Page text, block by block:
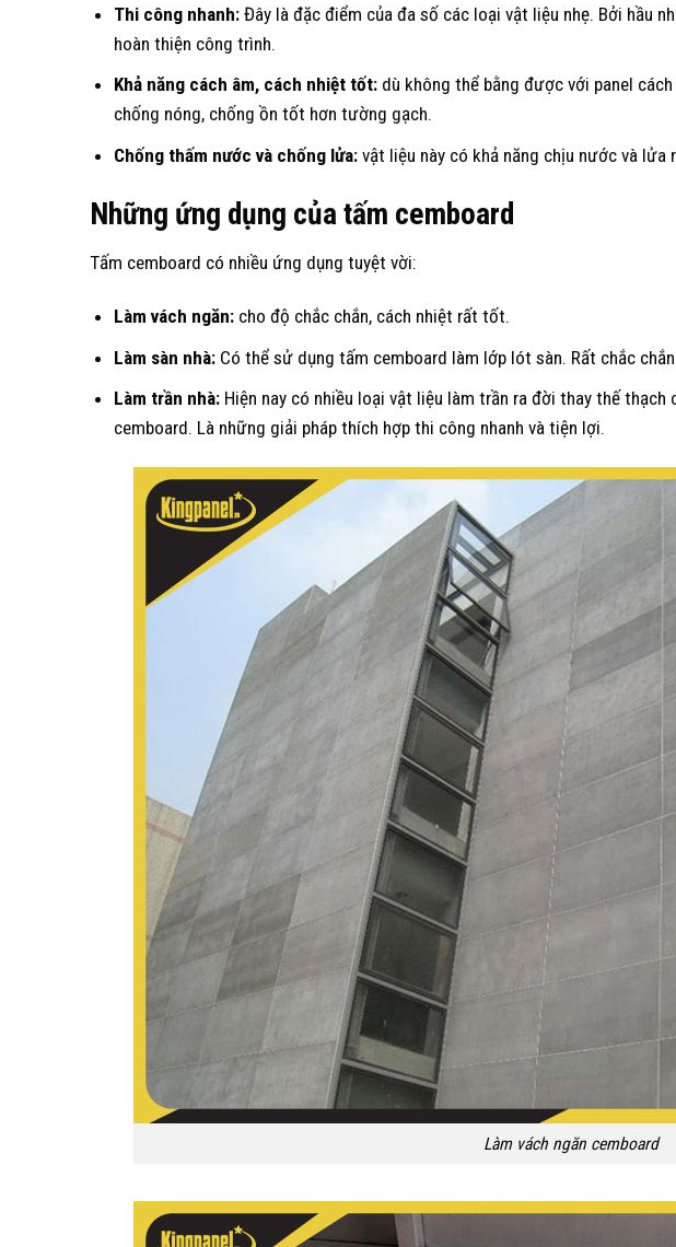
Thi công nhanh: Đây là đặc điểm của đa số các loại vật liệu nhẹ. Bởi hầu
hoàn thiện công trình.
Khả năng cách âm, cách nhiệt tốt: dù không thể bằng được với panel
chống nóng, chống ồn tốt hơn tường gạch.
Chống thấm nước và chống lửa: vật liệu này có khả năng chịu nước và
Những ứng dụng của tấm cemboard
Tấm cemboard có nhiều ứng dụng tuyệt vời:
Làm vách ngăn: cho độ chắc chắn, cách nhiệt rất tốt.
Làm sàn nhà: Có thể sử dụng tấm cemboard làm lớp lót sàn. Rất chắc chắn
Làm trần nhà: Hiện nay có nhiều loại vật liệu làm trần ra đời thay thế
cemboard. Là những giải pháp thích hợp thi công nhanh và tiện lợi.
Làm vách ngăn cemboard